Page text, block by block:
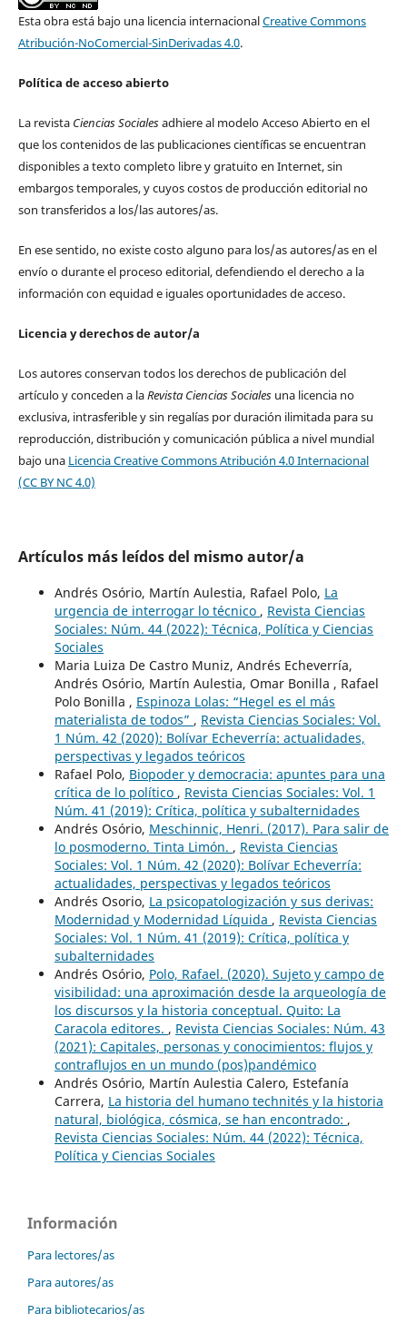
Esta obra está bajo una licencia internacionalCreative Commons
Atribución-NoComercial-SinDerivadas 4.0.
Política de acceso abierto
La revista Ciencias Socialesadhiere al modelo Acceso Abierto en el
que los contenidos de las publicaciones científicas se encuentran
disponibles a texto completo libre y gratuito en Internet, sin
embargos temporales, y cuyos costos de producción editorial no
son transferidos a los/las autores/as.
En ese sentido, no existe costo alguno para los/as autores/as en el
envío o durante el proceso editorial, defendiendo el derecho a la
información con equidad e iguales oportunidades de acceso.
Licencia y derechos de autor/a
Los autores conservan todos los derechos de publicación del
artículo y conceden a laRevista Ciencias Socialesuna licencia no
exclusiva, intrasferible y sin regalías por duración ilimitada para su
reproducción, distribución y comunicación pública a nivel mundial
bajo una Licencia Creative Commons Atribución 4.0 Internacional
(CC BY NC 4.0)
Artículos más leídos del mismo autor/a
Andrés Osório, Martín Aulestia, Rafael Polo, La
urgencia de interrogar lo técnico , Revista Ciencias
Sociales: Núm. 44 (2022): Técnica, Política y Ciencias
Sociales
Maria Luiza De Castro Muniz, Andrés Echeverría,
Andrés Osório, Martín Aulestia, Omar Bonilla , Rafael
Polo Bonilla , Espinoza Lolas: “Hegel es el más
materialista de todos” , Revista Ciencias Sociales: Vol.
1 Núm. 42 (2020): Bolívar Echeverría: actualidades,
perspectivas y legados teóricos
Rafael Polo, Biopoder y democracia: apuntes para una
crítica de lo político , Revista Ciencias Sociales: Vol. 1
Núm. 41 (2019): Crítica, política y subalternidades
Andrés Osório, Meschinnic, Henri. (2017). Para salir de
lo posmoderno. Tinta Limón. , Revista Ciencias
Sociales: Vol. 1 Núm. 42 (2020): Bolívar Echeverría:
actualidades, perspectivas y legados teóricos
Andrés Osorio, La psicopatologización y sus derivas:
Modernidad y Modernidad Líquida , Revista Ciencias
Sociales: Vol. 1 Núm. 41 (2019): Crítica, política y
subalternidades
Andrés Osório, Polo, Rafael. (2020). Sujeto y campo de
visibilidad: una aproximación desde la arqueología de
los discursos y la historia conceptual. Quito: La
Caracola editores. , Revista Ciencias Sociales: Núm. 43
(2021): Capitales, personas y conocimientos: flujos y
contraflujos en un mundo (pos)pandémico
Andrés Osório, Martín Aulestia Calero, Estefanía
Carrera, La historia del humano technités y la historia
natural, biológica, cósmica, se han encontrado: ,
Revista Ciencias Sociales: Núm. 44 (2022): Técnica,
Política y Ciencias Sociales
Información
Para lectores/as
Para autores/as
Para bibliotecarios/as